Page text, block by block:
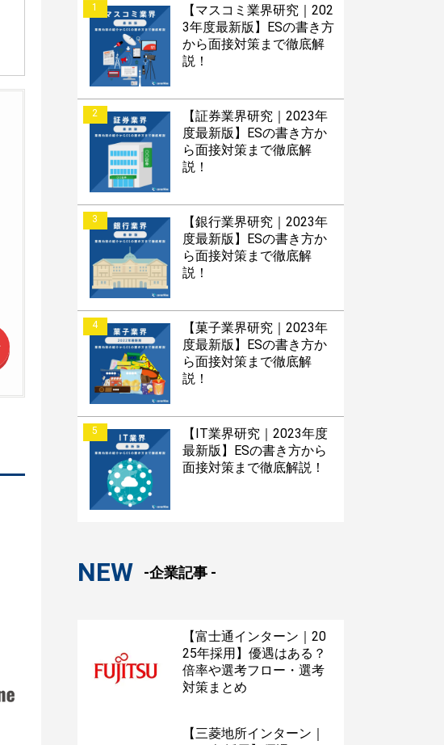
1
【マスコミ業界研究｜202
3年度最新版】ESの書き方
から面接対策まで徹底解
説！
2
【証券業界研究｜2023年
度最新版】ESの書き方か
ら面接対策まで徹底解
説！
3
【銀行業界研究｜2023年
度最新版】ESの書き方か
ら面接対策まで徹底解
説！
4
【菓子業界研究｜2023年
度最新版】ESの書き方か
ら面接対策まで徹底解
説！
5
【IT業界研究｜2023年度
最新版】ESの書き方から
面接対策まで徹底解説！
NEW -企業記事 -
【富士通インターン｜20
25年採用】優遇はある？
倍率や選考フロー・選考
対策まとめ
【三菱地所インターン｜